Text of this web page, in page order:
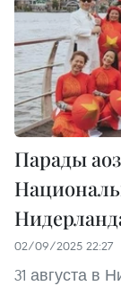
Парады
02/09/2025 22:27
31 августа в